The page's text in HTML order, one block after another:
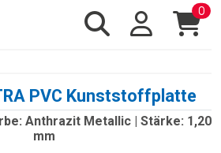
0
PVC Kunststoffplatte
Anthrazit Metallic | Stärke: 1,20
mm